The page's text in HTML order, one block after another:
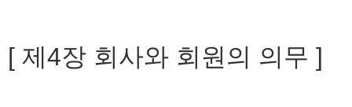
[ 제4장 회사와 회원의 의무 ]